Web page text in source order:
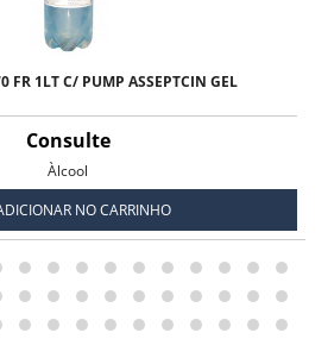
FR 1LT C/ PUMP ASSEPTCIN GEL
Consulte
Àlcool
NO CARRINHO